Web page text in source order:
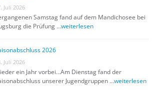
Juli 2026
Samstag fand auf dem Mandichosee bei
die Prüfung …weiterlesen
2026
Juli 2026
ein Jahr vorbei…Am Dienstag fand der
unserer Jugendgruppen …weiterlesen